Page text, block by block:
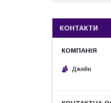
КОНТАКТИ
Джейн